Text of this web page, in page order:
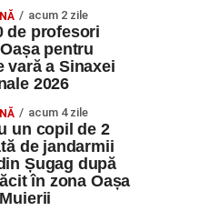
acum 2 zile
de profesori
pentru
vară a Sinaxei
2026
acum 4 zile
un copil de 2
de jandarmii
Șugag după
în zona Oașa